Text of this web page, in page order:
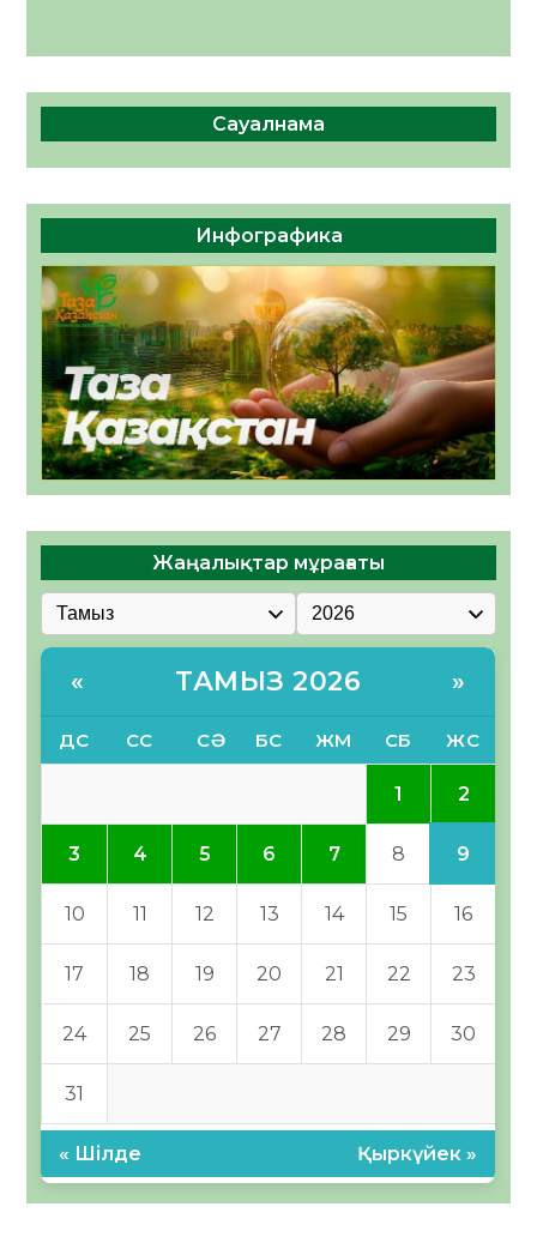
Сауалнама
Инфографика
Жаңалықтар мұрағаты
« ТАМЫЗ 2026 »
ДС СС СӘ БС ЖМ СБ ЖС
1 2
3 4 5 6 7 8 9
10 11 12 13 14 15 16
17 18 19 20 21 22 23
24 25 26 27 28 29 30
31
« Шілде Қыркүйек »